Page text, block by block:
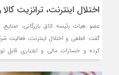
اختلال اینترنت، ترانزیت
عضو هیات رئیسه اتاق بازرگانی،
گفت: قطعی و اختلال اینترنت، فعالیت
کرده و خسارات مالی و اعتباری قابل